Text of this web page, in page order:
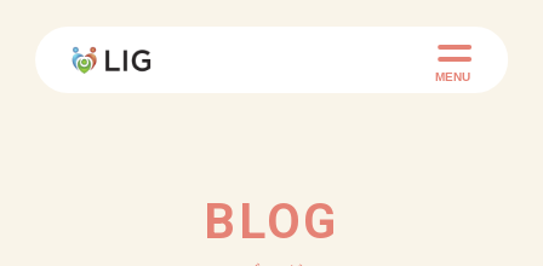
MENU
BLOG